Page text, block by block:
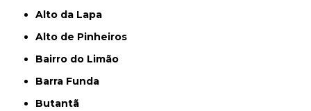
Alto da Lapa
Alto de Pinheiros
Bairro do Limão
Barra Funda
Butantã